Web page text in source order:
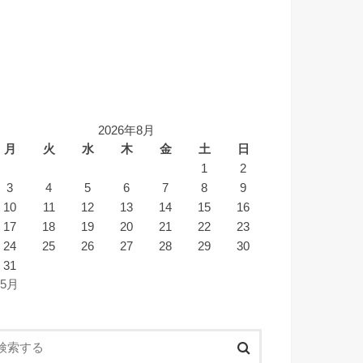
2026年8月
月
火 水 木 金 土
日
1
2
3
4 5 6 7 8
9
10
11 12 13 14 15
16
17
18 19 20 21 22
23
24
25 26 27 28 29
30
31
月